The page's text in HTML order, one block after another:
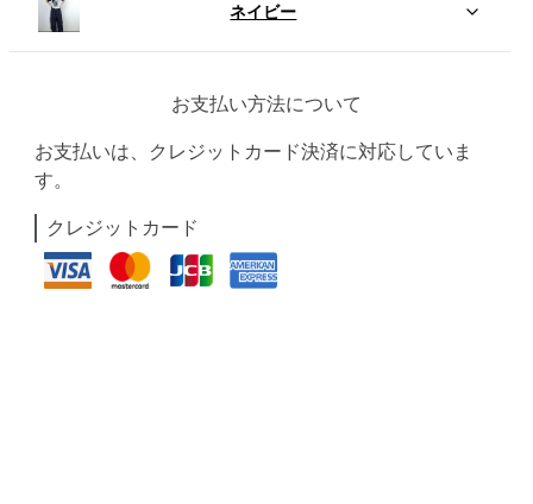
ネイビー
お支払い方法について
お支払いは、クレジットカード決済に対応していま
す。
クレジットカード